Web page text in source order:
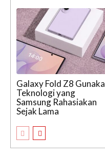
Galaxy Fold Z8
Teknologi yang
Samsung Rahasiakan
Sejak Lama